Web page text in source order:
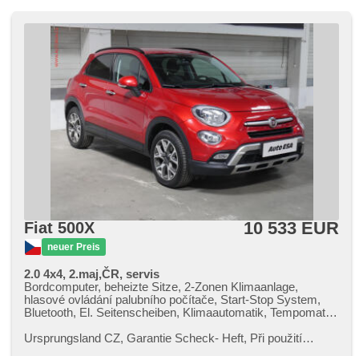
Fiat 500X
neuer Preis
10 533 EUR
2.0 4x4, 2.maj,ČR, servis
Bordcomputer, beheizte Sitze, 2-Zonen Klimaanlage,
hlasové ovládání palubního počítače, Start-Stop System,
Bluetooth, El. Seitenscheiben, Klimaautomatik, Tempomat,
Scheiben, Automatikgetriebe, täglich Leuchten, Alufelgen,
Ursprungsland CZ,​ Garantie Scheck​- Heft,​ Při použití